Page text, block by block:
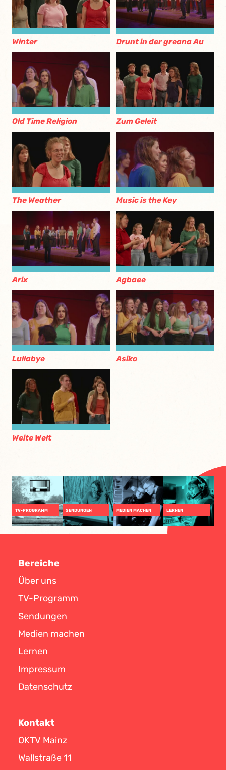
Winter Drunt in der greana Au
Old Time Religion Zum Geleit
The Weather Music is the Key
Arix Agbaee
Lullabye Asiko
Weite Welt
TV-PROGRAMM SENDUNGEN MEDIEN MACHEN LERNEN
Bereiche
Über uns
TV-Programm
Sendungen
Medien machen
Lernen
Impressum
Datenschutz
Kontakt
OKTV Mainz
Wallstraße 11